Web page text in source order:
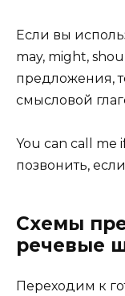
Если вы
may, might,
предложения,
смысловой
You can call
позвонить,
Схемы
речевые
Переходим к